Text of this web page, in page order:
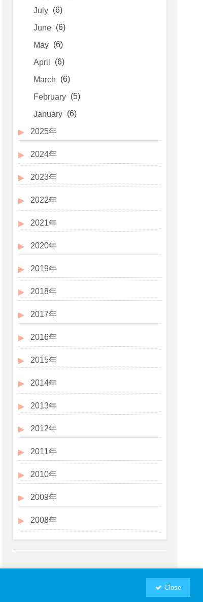
July (6)
June (6)
May (6)
April (6)
March (6)
February (5)
January (6)
2025年
2024年
2023年
2022年
2021年
2020年
2019年
2018年
2017年
2016年
2015年
2014年
2013年
2012年
2011年
2010年
2009年
2008年
RSM汐留パートナーズWebSite
Close